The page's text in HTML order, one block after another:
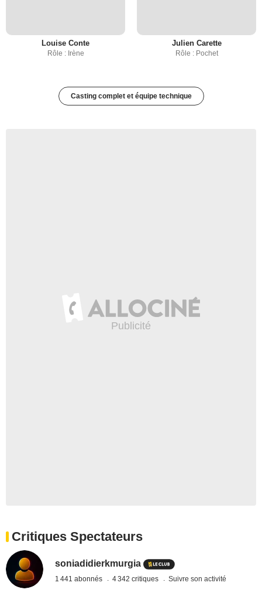
Louise Conte
Rôle : Irène
Julien Carette
Rôle : Pochet
Casting complet et équipe technique
Critiques Spectateurs
soniadidierkmurgia
1 441 abonnés 4 342 critiques Suivre son activité